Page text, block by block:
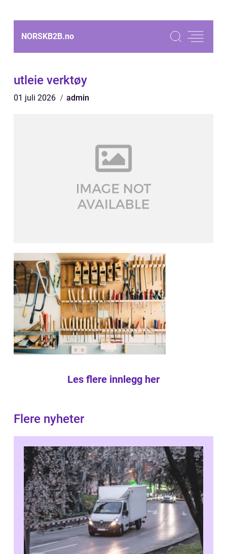
NORSKB2B.no
utleie verktøy
01 juli 2026 admin
Les flere innlegg her
Flere nyheter